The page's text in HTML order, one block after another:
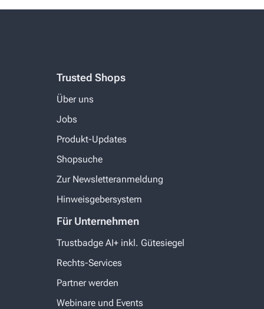
Trusted Shops
Über uns
Jobs
Produkt-Updates
Shopsuche
Zur Newsletteranmeldung
Hinweisgebersystem
Für Unternehmen
Trustbadge AI+ inkl. Gütesiegel
Rechts-Services
Partner werden
Webinare und Events